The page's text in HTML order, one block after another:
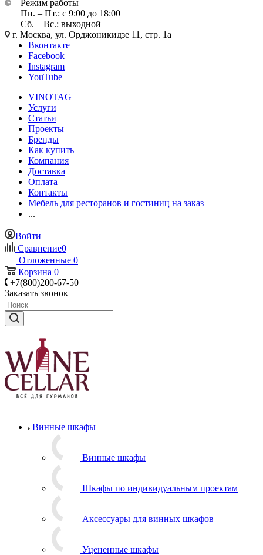
Режим работы
Пн. – Пт.: с 9:00 до 18:00
Сб. – Вс.: выходной
г. Москва, ул. Орджоникидзе 11, стр. 1а
Вконтакте
Facebook
Instagram
YouTube
VINOTAG
Услуги
Статьи
Проекты
Бренды
Как купить
Компания
Доставка
Оплата
Контакты
Мебель для ресторанов и гостиниц на заказ
...
Войти
Сравнение0
Отложенные 0
Корзина 0
+7(800)200-67-50
Заказать звонок
Винные шкафы
Винные шкафы
Шкафы по индивидуальным проектам
Аксессуары для винных шкафов
Уцененные шкафы